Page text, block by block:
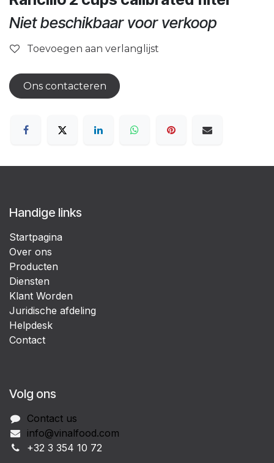
Niet beschikbaar voor verkoop
Toevoegen aan verlanglijst
Ons contacteren
Handige links
Startpagina
Over ons
Producten
Diensten
Klant Worden
Juridische afdeling
Helpdesk
Contact
Volg ons
Contact us
info@vinalfood.com
+32 3 354 10 72